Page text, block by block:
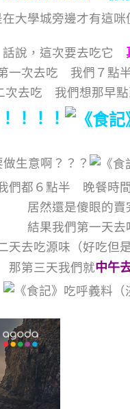
在大學城旁邊才有這
話說，這次要去吃它
一次去吃 我們７點
次去吃 我們想那早點
！！！
生意啊？？？
們都６點半 晚餐時
居然還是傻眼的賣
結果我們第一天去
天去吃源味（好吃但
那第三天我們就中午